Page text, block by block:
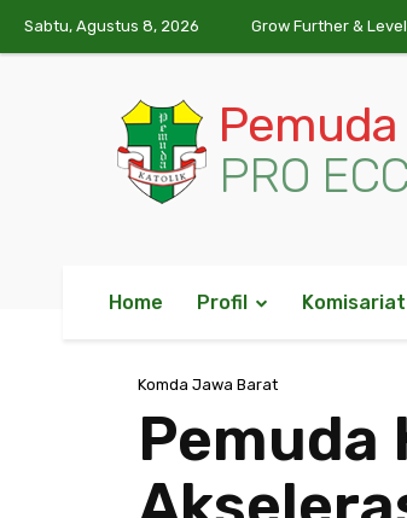
Sabtu, Agustus 8, 2026 Grow Further &
PRO
Home Profil
Komda Jawa Barat
Pemuda